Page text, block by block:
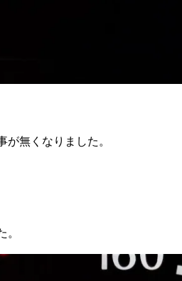
無くなりました。
。